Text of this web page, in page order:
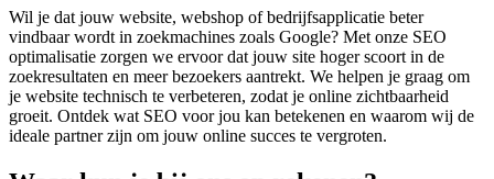
Wil je dat jouw website, webshop of bedrijfsapplicatie beter
vindbaar wordt in zoekmachines zoals Google? Met onze SEO
optimalisatie zorgen we ervoor dat jouw site hoger scoort in de
zoekresultaten en meer bezoekers aantrekt. We helpen je graag om
je website technisch te verbeteren, zodat je online zichtbaarheid
groeit. Ontdek wat SEO voor jou kan betekenen en waarom wij de
ideale partner zijn om jouw online succes te vergroten.